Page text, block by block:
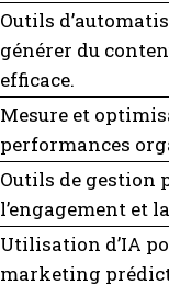
Outils
générer du
efficace.
Mesure et
performances
Outils de gestion
l’engagement et
Utilisation d’IA
marketing